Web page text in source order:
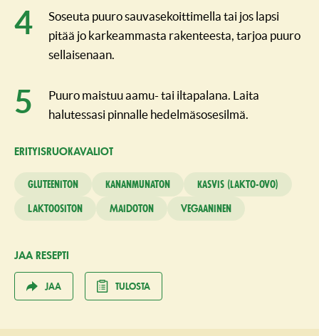
Soseuta puuro sauvasekoittimella tai jos lapsi
pitää jo karkeammasta rakenteesta, tarjoa puuro
sellaisenaan.
Puuro maistuu aamu- tai iltapalana. Laita
halutessasi pinnalle hedelmäsosesilmä.
ERITYISRUO­KAVALIOT
Gluteeniton Kananmunaton Kasvis (lakto-ovo)
Laktoositon Maidoton Vegaaninen
JAA RESEPTI
JAA TULOSTA